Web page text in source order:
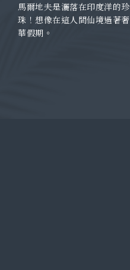
馬爾地夫是灑落在印度洋的珍
珠！想像在這人間仙境過著奢
華假期。